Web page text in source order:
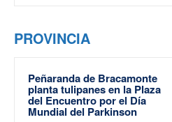
PROVINCIA
Peñaranda de Bracamonte
planta tulipanes en la Plaza
del Encuentro por el Día
Mundial del Parkinson